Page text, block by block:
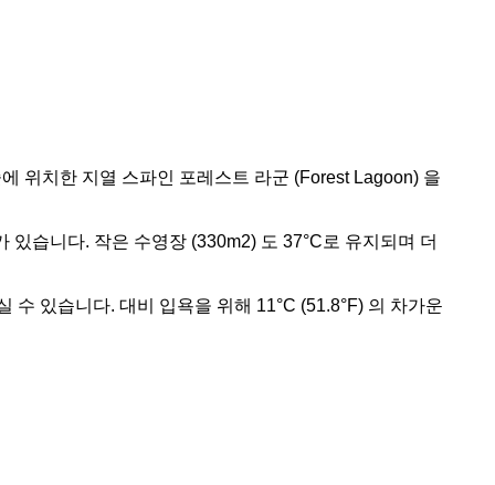
위치한 지열 스파인 포레스트 라군 (Forest Lagoon) 을
습니다. 작은 수영장 (330m2) 도 37°C로 유지되며 더
있습니다. 대비 입욕을 위해 11°C (51.8°F) 의 차가운